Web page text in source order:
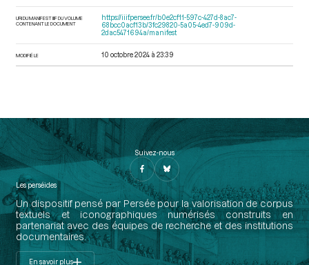
URI DU MANIFEST IIIF DU VOLUME
CONTENANT LE DOCUMENT
https://iiif.persee.fr/b0e2cf11-597c-427d-8ac7-
68bcc0acf13b/3fc29820-5a05-4ed7-909d-
2dac5471694a/manifest
MODIFIÉ LE 10 octobre 2024 à 23:39
Suivez-nous
Les perséides
Un dispositif pensé par Persée pour la valorisation de corpus
textuels et iconographiques numérisés construits en
partenariat avec des équipes de recherche et des institutions
documentaires.
En savoir plus